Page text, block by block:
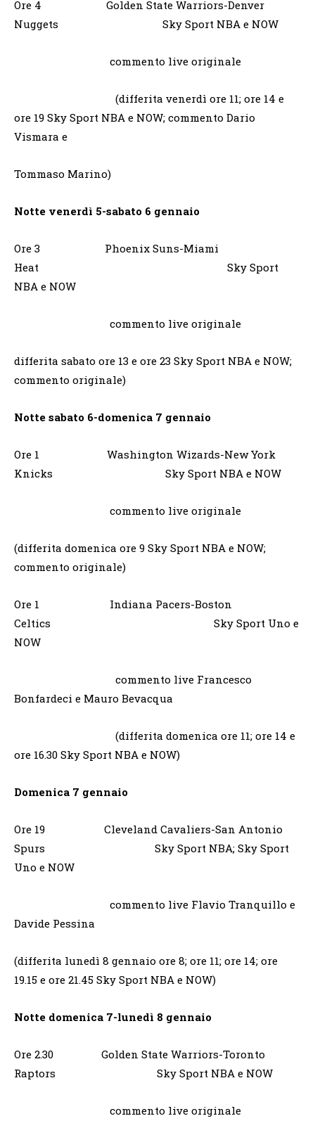
Ore 4 Golden State Warriors-Denver
Nuggets Sky Sport NBA e NOW
commento live originale
(differita venerdì ore 11; ore 14 e
ore 19 Sky Sport NBA e NOW; commento Dario
Vismara e
Tommaso Marino)
Notte venerdì 5-sabato 6 gennaio
Ore 3 Phoenix Suns-Miami
Heat Sky Sport
NBA e NOW
commento live originale
differita sabato ore 13 e ore 23 Sky Sport NBA e NOW;
commento originale)
Notte sabato 6-domenica 7 gennaio
Ore 1 Washington Wizards-New York
Knicks Sky Sport NBA e NOW
commento live originale
(differita domenica ore 9 Sky Sport NBA e NOW;
commento originale)
Ore 1 Indiana Pacers-Boston
Celtics Sky Sport Uno e
NOW
commento live Francesco
Bonfardeci e Mauro Bevacqua
(differita domenica ore 11; ore 14 e
ore 16.30 Sky Sport NBA e NOW)
Domenica 7 gennaio
Ore 19 Cleveland Cavaliers-San Antonio
Spurs Sky Sport NBA; Sky Sport
Uno e NOW
commento live Flavio Tranquillo e
Davide Pessina
(differita lunedì 8 gennaio ore 8; ore 11; ore 14; ore
19.15 e ore 21.45 Sky Sport NBA e NOW)
Notte domenica 7-lunedì 8 gennaio
Ore 2.30 Golden State Warriors-Toronto
Raptors Sky Sport NBA e NOW
commento live originale